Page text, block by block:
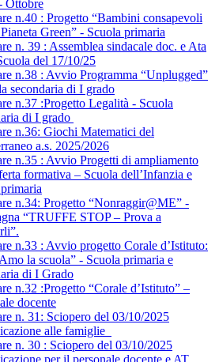
Ottobre
n.40 : Progetto “Bambini consapevoli
Green” - Scuola primaria
n. 39 : Assemblea sindacale doc. e Ata
del 17/10/25
n.38 : Avvio Programma “Unplugged”
secondaria di I grado
n.37 :Progetto Legalità - Scuola
di I grado
n.36: Giochi Matematici del
a.s. 2025/2026
n.35 : Avvio Progetti di ampliamento
formativa – Scuola dell’Infanzia e
n.34: Progetto “Nonraggir@ME” -
“TRUFFE STOP – Prova a
n.33 : Avvio progetto Corale d’Istituto:
la scuola” - Scuola primaria e
di I Grado
n.32 :Progetto “Corale d’Istituto” –
docente
n. 31: Sciopero del 03/10/2025
alle famiglie
n. 30 : Sciopero del 03/10/2025